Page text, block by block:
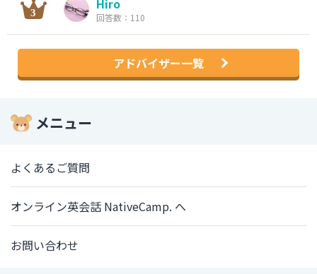
Hiro
回答数：110
アドバイザー一覧
メニュー
よくあるご質問
オンライン英会話 NativeCamp. へ
お問い合わせ